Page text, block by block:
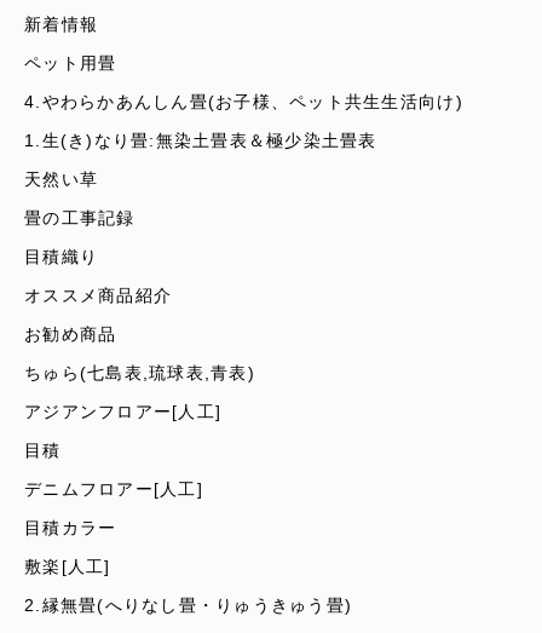
新着情報
ペット用畳
4.やわらかあんしん畳(お子様、ペット共生生活向け)
1.生(き)なり畳:無染土畳表＆極少染土畳表
天然い草
畳の工事記録
目積織り
オススメ商品紹介
お勧め商品
ちゅら(七島表,琉球表,青表)
アジアンフロアー[人工]
目積
デニムフロアー[人工]
目積カラー
敷楽[人工]
2.縁無畳(へりなし畳・りゅうきゅう畳)